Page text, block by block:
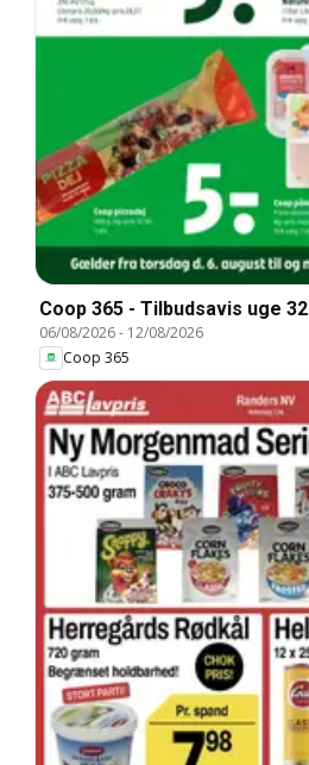
Coop 365 - Tilbudsavis uge 32
06/08/2026- 12/08/2026
Coop 365